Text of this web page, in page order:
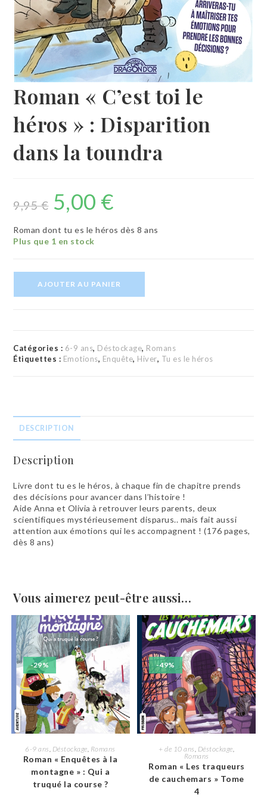
Roman « C’est toi le
héros » : Disparition
dans la toundra
9,95€
Le
prix
initial
9,95 €.
5,00 €Le
actuel
5,00 €.
Roman dont tu es le héros dès 8 ans
Plus que 1 en stock
Roman
héros"
:
AJOUTER AU PANIER
Catégories : 6-9 ans, Déstockage, Romans
Étiquettes : Emotions, Enquête, Hiver, Tu es le héros
DESCRIPTION
Description
Livre dont tu es le héros, à chaque fin de chapitre prends
des décisions pour avancer dans l’histoire !
Aide Anna et Olivia à retrouver leurs parents, deux
scientifiques mystérieusement disparus.. mais fait aussi
attention aux émotions qui les accompagnent ! (176 pages,
dès 8 ans)
Vous aimerez peut-être aussi…
-29%
AJOUTER AU PANIER
6-9 ans, Déstockage, Romans
Roman « Enquêtes à la
montagne » : Qui a
truqué la course ?
-49%
AJOUTER AU PANIER
+ de 10 ans, Déstockage,
Romans
Roman « Les traqueurs
de cauchemars » Tome
4